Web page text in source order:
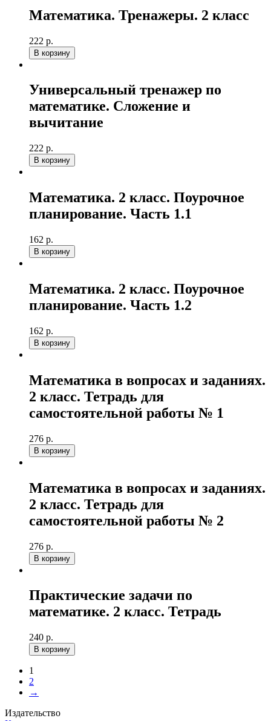
Математика. Тренажеры. 2 класс
222 р.
В корзину
Универсальный тренажер по
математике. Сложение и
вычитание
222 р.
В корзину
Математика. 2 класс. Поурочное
планирование. Часть 1.1
162 р.
В корзину
Математика. 2 класс. Поурочное
планирование. Часть 1.2
162 р.
В корзину
Математика в вопросах и заданиях.
2 класс. Тетрадь для
самостоятельной работы № 1
276 р.
В корзину
Математика в вопросах и заданиях.
2 класс. Тетрадь для
самостоятельной работы № 2
276 р.
В корзину
Практические задачи по
математике. 2 класс. Тетрадь
240 р.
В корзину
1
2
→
Издательство